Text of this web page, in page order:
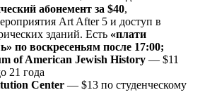
абонемент за $40,
Art After 5 и доступ в
зданий. Есть «плати
по воскресеньям после 17:00;
of American Jewish History— $11
21 года
Center— $13 по студенческому